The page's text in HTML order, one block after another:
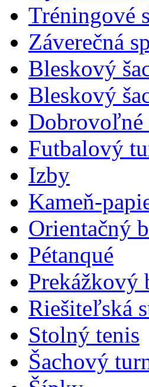
Tréningové
Záverečná
Bleskový
Bleskový
Dobrovoľné
Futbalový
Izby
Kameň-
Orientačný
Pétanqué
Prekážkový
Riešiteľská
Stolný tenis
Šachový